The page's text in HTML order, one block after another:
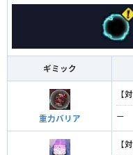
ギミック
重力バリア
【
ー
【